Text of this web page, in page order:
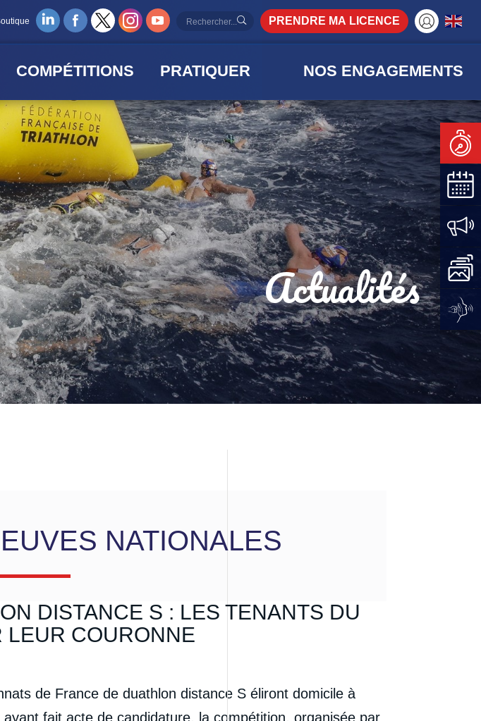
PRENDRE MA LICENCE
COMPÉTITIONS PRATIQUER NOS ENGAGEMENTS
Actualités
NATIONALES
DISTANCE S : LES TENANTS DU
LEUR COURONNE
de France de duathlon distance S éliront domicile à
fait acte de candidature, la compétition, organisée par